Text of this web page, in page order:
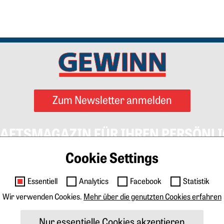
Zum Newsletter anmelden
FÜR IHREN
Impressum AGB Datenschutz Cookies
Kontakt
& Marketing
Tarife Print Tarife Digital
Cookie Settings
Essentiell Analytics Facebook
Statistik
Wir verwenden Cookies. Mehr über die genutzten Cookies erfahren
Nur essentielle Cookies akzeptieren